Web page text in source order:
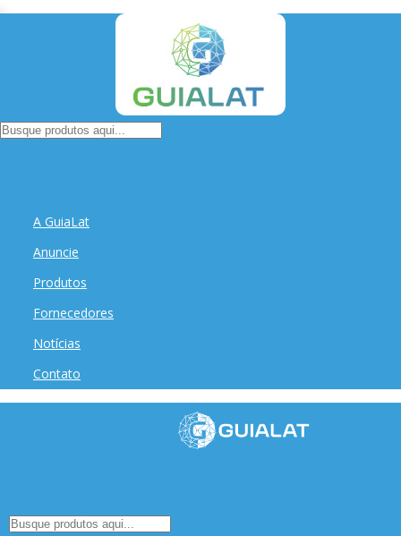
A GuiaLat
Anuncie
Produtos
Fornecedores
Notícias
Contato